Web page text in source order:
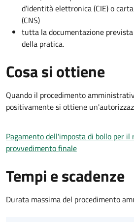
d’identità elettronica (CIE) o
(CNS)
tutta la documentazione
della pratica.
Cosa si ottiene
Quando il procedimento
positivamente si ottiene
Pagamento dell'imposta di bollo per il
provvedimento finale
Tempi e scadenze
Durata massima del procedimento